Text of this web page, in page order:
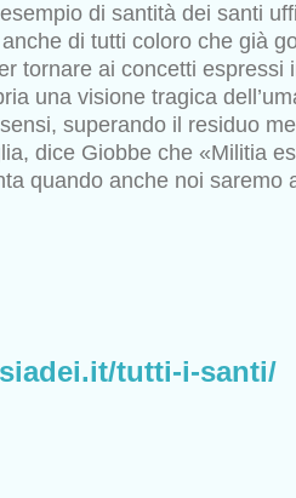
di santità dei santi
di tutti coloro che già
tornare ai concetti espressi
una visione tragica
superando il residuo
dice Giobbe che «Militia
quando anche noi saremo
tutti-i-santi/